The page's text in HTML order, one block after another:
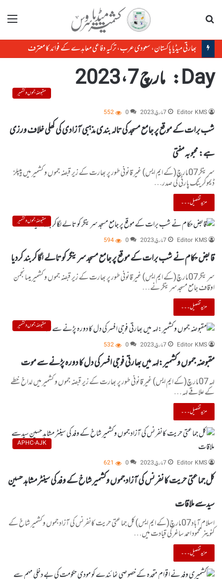
مینو
بھارتی میڈیا پاکستان، سعودی عرب، ترکیہ دفاعی معاہدے کے فوائد کا معترف
Day: مارچ 7، 2023
مقبوضہ جموں و کشمیر
Editor KMS
7 مارچ, 2023 0
552
شب برات کے موقع پر جامع مسجد کی تالہ بندی مذہبی آزادی کی کھلی خلاف ورزی
ہے: محبوبہ مفتی
سرینگر07مارچ(کے ایم ایس) غیر قانونی طور پر بھارت کے زیر قبضہ جموں و کشمیر میں پیپلز
ڈیموکریٹک پارٹی کی صدر…
مزید تفصیل۔۔۔
مقبوضہ جموں و کشمیر
Editor KMS
7 مارچ, 2023 0
594
قابض حکام نے شب برات کے موقع پر جامع مسجد سرینگر کو تالے لگاکر بند کردیا
سرینگر07مارچ(کے ایم ایس) غیر قانونی طور پر بھارت کے زیر قبضہ جموں و کشمیر میںانجمن
اوقاف جامع مسجد سرینگر نے…
مزید تفصیل۔۔۔
مقبوضہ جموں و کشمیر
Editor KMS
7 مارچ, 2023 0
532
مقبوضہ جموں وکشمیر:لہہ میں بھارتی فوجی افسر کی دل کا دورہ پڑنے سے موت
لہہ07مارچ(کے ایم ایس) غیر قانونی طور پر بھارت کے زیر قبضہ جموں و کشمیر میں لداخ خطے
کے علاقے لہہ…
مزید تفصیل۔۔۔
APHC-AJK
Editor KMS
7 مارچ, 2023 0
621
کل جماعتی حریت کانفرنس کی آزاد جموں وکشمیر شاخ کے وفد کی سینٹر مشاہد حسین
سیدسے ملاقات
اسلام آباد07مارچ(کے ایم ایس)کل جماعتی حریت کانفرنس کی آزاد جموں وکشمیر شاخ کے
کنوینر محمود احمد ساغر کی قیادت میں…
مزید تفصیل۔۔۔